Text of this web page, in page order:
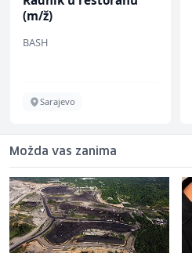
Voice Quality
Servicepoint
Sarajevo
Možda vas zanima